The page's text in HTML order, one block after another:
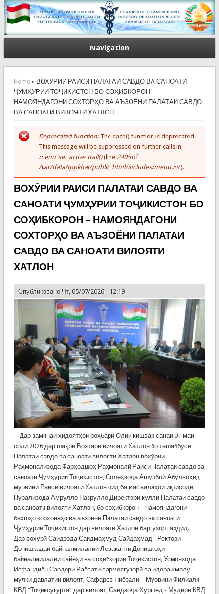
Navigation
You are here
Home» ВОХӮРИИ РАИСИ ПАЛАТАИ САВДО ВА САНОАТИ
ҶУМҲУРИИ ТОҶИКИСТОН БО СОҲИБКОРОН –
НАМОЯНДАГОНИ СОХТОРҲО ВА АЪЗОЁНИ ПАЛАТАИ САВДО
ВА САНОАТИ ВИЛОЯТИ ХАТЛОН
Error message
Deprecated function: The each() function is deprecated.
This message will be suppressed on further calls in
menu_set_active_trail()(line 2405of
/var/data/tppkhat/public_html/includes/menu.inc).
ВОХӮРИИ РАИСИ ПАЛАТАИ САВДО ВА
САНОАТИ ҶУМҲУРИИ ТОҶИКИСТОН БО
СОҲИБКОРОН – НАМОЯНДАГОНИ
СОХТОРҲО ВА АЪЗОЁНИ ПАЛАТАИ
САВДО ВА САНОАТИ ВИЛОЯТИ
ХАТЛОН
Опубликовано Чт, 05/07/2026 - 12:19
Дар заминаи ҳидоятҳои роҳбари Олии кишвар санаи 01 маи
соли 2026 дар шаҳри Бохтари вилояти Хатлон бо ташаббуси
Палатаи савдо ва саноати вилояти Хатлон вохӯрии
Раҳмонализода Фарҳодшоҳ Раҳмоналӣ Раиси Палатаи савдо ва
саноати Ҷумҳурии Тоҷикистон, Солеҳзода Ашурбой Абулвоҳид
муовини Раиси вилояти Хатлон оид ба масъалаҳои иқтисодӣ,
Нурализода Амрулло Назрулло Директори кулли Палатаи савдо
ва саноати вилояти Хатлон, бо соҳибкорон – намояндагони
бахшҳо корхонаҳо ва аъзоёни Палатаи савдо ва саноати
Ҷумҳурии Тоҷикистон дар вилояти Хатлон баргузор гардид.
Дар вохурӣ Саидзода Саидмаҳмуд Сайдаҳмад - Ректори
Донишкадаи байналмилалии Леваканти Донишгоҳи
байналмилалии сайёҳи ва соҳибкории Тоҷикистон, Усмонзода
Исфандиён Сардори Раёсати сармоягузорӣ ва идораи молу
мулки давлатии вилоят, Сафаров Ниёзали – Муовини Филиали
КВД “Тоҷиксуғурта” дар вилоят, Саидзода Хуршед - Мудири КВД